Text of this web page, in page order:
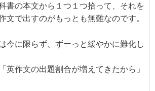
書の本文から１つ１つ拾って、それを
文で出すのがもっとも無難なのです。
今に限らず、ずーっと緩やかに難化し
英作文の出題割合が増えてきたから」